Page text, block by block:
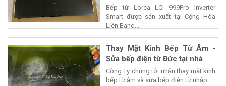
Bếp từ Lorca LCI 999Pro Inverter
Smart được sản xuất tại Cộng Hòa
Liên Bang...
Thay Mặt Kính Bếp Từ Âm -
Sửa bếp điện từ Đức tại nhà
Công Ty chúng tôi nhận thay mặt kính
bếp từ âm và sửa bếp điện từ nhập...